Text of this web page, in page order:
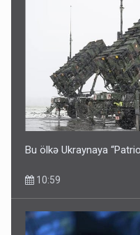
Bu ölkə Ukraynaya
10:59